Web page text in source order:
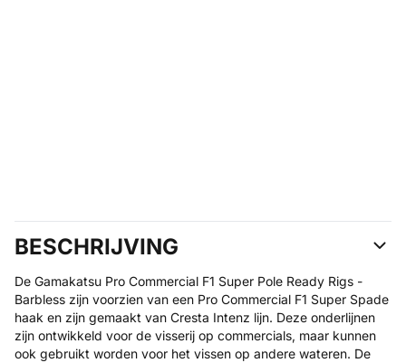
BESCHRIJVING
De Gamakatsu Pro Commercial F1 Super Pole Ready Rigs -
Barbless zijn voorzien van een Pro Commercial F1 Super Spade
haak en zijn gemaakt van Cresta Intenz lijn. Deze onderlijnen
zijn ontwikkeld voor de visserij op commercials, maar kunnen
ook gebruikt worden voor het vissen op andere wateren. De